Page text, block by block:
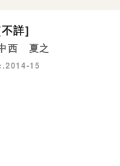
詳]
西 夏之
15